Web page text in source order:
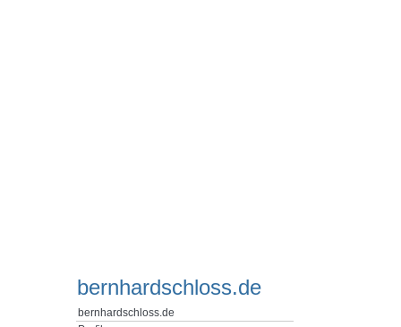
bernhardschloss.de
bernhardschloss.de